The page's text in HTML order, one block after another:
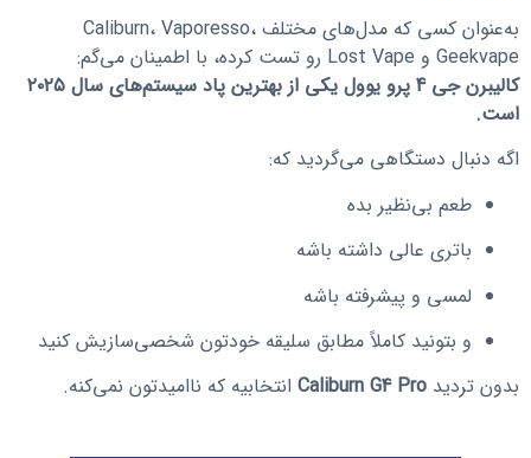
به‌عنوان کسی که مدل‌های مختلف Caliburn، Vaporesso،
Geekvape و Lost Vape رو تست کرده، با اطمینان می‌گم:
کالیبرن جی 4 پرو یوول یکی از بهترین پاد سیستم‌های سال ۲۰۲۵
است.
اگه دنبال دستگاهی می‌گردید که:
طعم بی‌نظیر بده
باتری عالی داشته باشه
لمسی و پیشرفته باشه
و بتونید کاملاً مطابق سلیقه خودتون شخصی‌سازیش کنید
بدون تردید Caliburn G4 Pro انتخابیه که ناامیدتون نمی‌کنه.